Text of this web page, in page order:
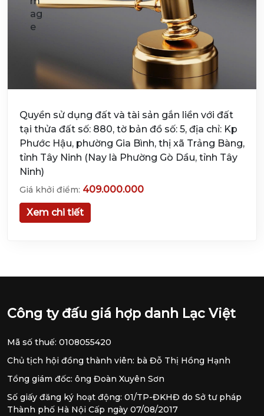
Quyền sử dụng đất và tài sản gắn liền với đất
tại thửa đất số: 880, tờ bản đồ số: 5, địa chỉ: Kp
Phước Hậu, phường Gia Bình, thị xã Trảng Bàng,
tỉnh Tây Ninh (Nay là Phường Gò Dầu, tỉnh Tây
Ninh)
Giá khởi điểm: 409.000.000
Xem chi tiết
Công ty đấu giá hợp danh Lạc Việt
Mã số thuế: 0108055420
Chủ tịch hội đồng thành viên: bà Đỗ Thị Hồng Hạnh
Tổng giám đốc: ông Đoàn Xuyên Sơn
Số giấy đăng ký hoạt động: 01/TP-ĐKHĐ do Sở tư pháp
Thành phố Hà Nội Cấp ngày 07/08/2017